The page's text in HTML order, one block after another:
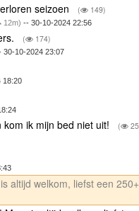
seizoen ( 149)
12m) -- 30-10-2024 22:56
( 174)
30-10-2024 23:07
18:20
ik mijn bed niet uit! (
altijd welkom, liefst een